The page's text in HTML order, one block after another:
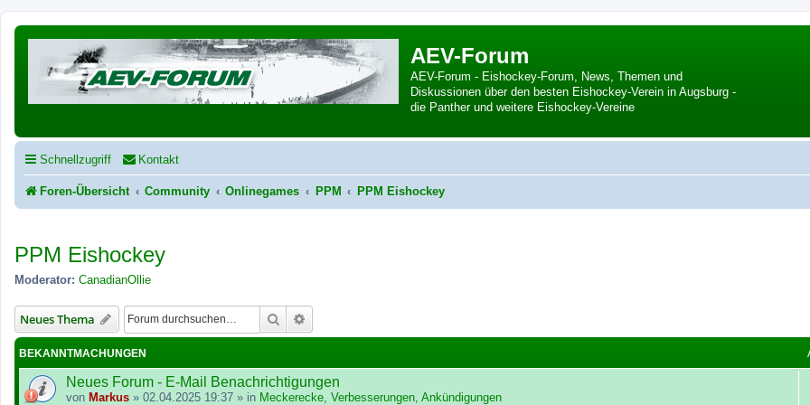
AEV-Forum
AEV-Forum - Eishockey-Forum, News, Themen und
Diskussionen über den besten Eishockey-Verein in Augsburg -
die Panther und weitere Eishockey-Vereine
Schnellzugriff Kontakt
Foren-Übersicht Community Onlinegames PPM PPM Eishockey
PPM Eishockey
Moderator: CanadianOllie
Neues Thema Suche
BEKANNTMACHUNGEN
Neues Forum - E-Mail Benachrichtigungen
von Markus » 02.04.2025 19:37 » in Meckerecke, Verbesserungen, Ankündigungen